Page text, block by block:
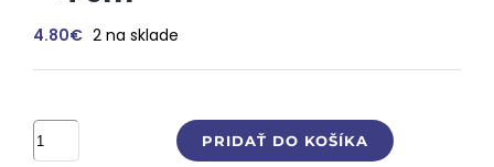
4.80€ 2 na sklade
množstvo
Krištáľová
PRIDAŤ DO KOŠÍKA